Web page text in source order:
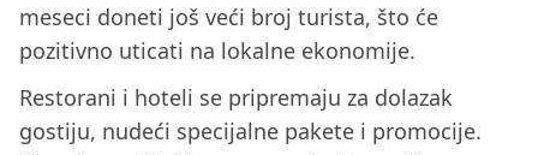
meseci doneti još veći broj turista, što će
pozitivno uticati na lokalne ekonomije.
Restorani i hoteli se pripremaju za dolazak
gostiju, nudeći specijalne pakete i promocije.